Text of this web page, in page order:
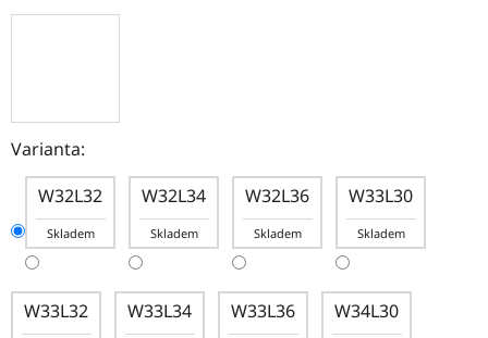
Varianta:
W32L32
Skladem
W32L34
Skladem
W32L36
Skladem
W33L30
Skladem
W33L32 W33L34 W33L36 W34L30